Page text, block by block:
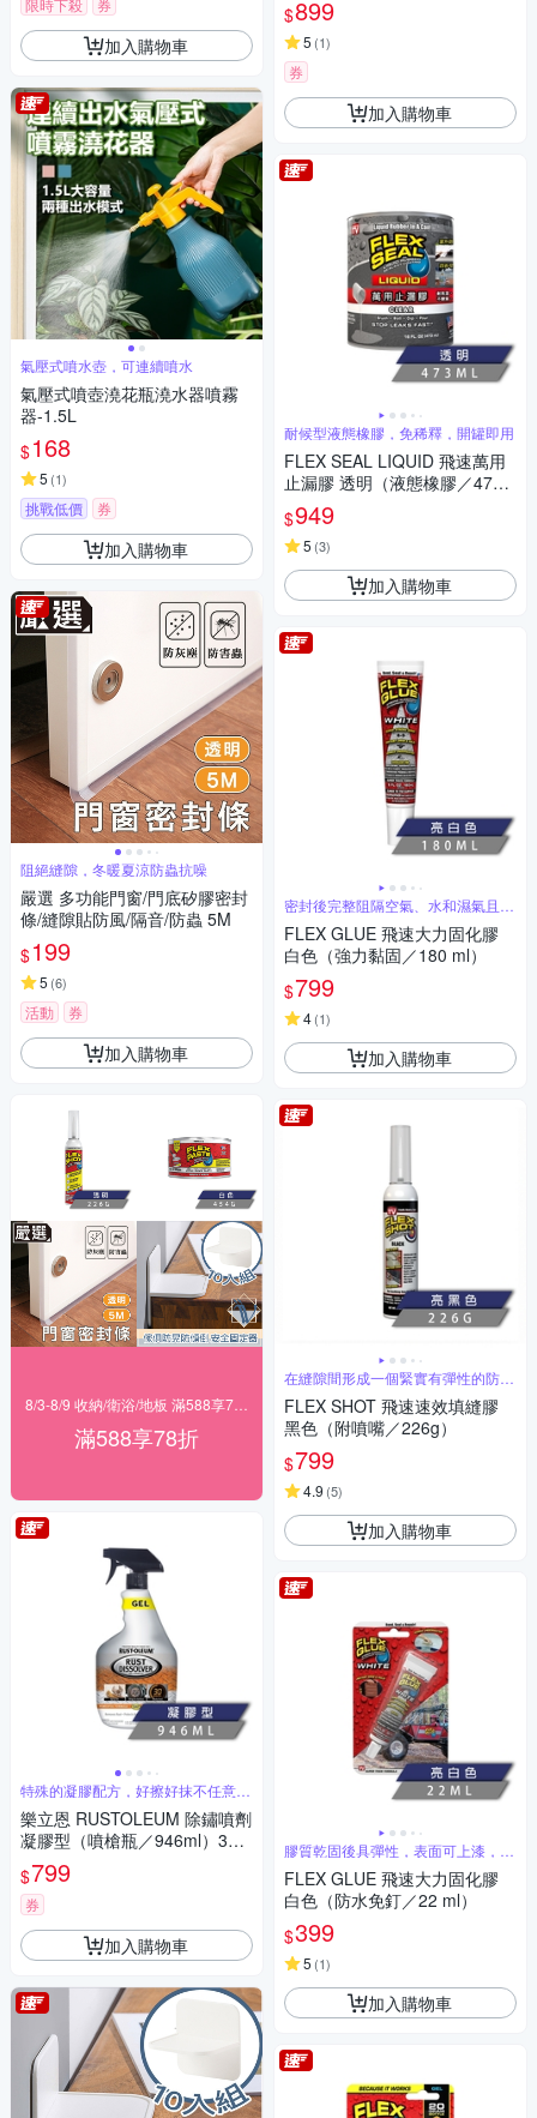
限時下殺 券
加入購物車
氣壓式噴水壺，可連續噴水
氣壓式噴壺澆花瓶澆水器噴霧
器-1.5L
$168
5 (1)
挑戰低價 券
加入購物車
阻絕縫隙，冬暖夏涼防蟲抗噪
嚴選 多功能門窗/門底矽膠密封
條/縫隙貼防風/隔音/防蟲 5M
$199
5 (6)
活動 券
加入購物車
滿588享78折
特殊的凝膠配方，好擦好抹不任意流
動
樂立恩 RUSTOLEUM 除鏽噴劑
凝膠型（噴槍瓶／946ml）300
112
$799
券
加入購物車
$899
5 (1)
券
加入購物車
耐候型液態橡膠，免稀釋，開罐即用
FLEX SEAL LIQUID 飛速萬用
止漏膠 透明（液態橡膠／473
ml）
$949
5 (3)
加入購物車
密封後完整阻隔空氣、水和濕氣且防
黴防腐蝕
FLEX GLUE 飛速大力固化膠
白色（強力黏固／180 ml）
$799
4(1)
加入購物車
在縫隙間形成一個緊實有彈性的防水
屏障
FLEX SHOT 飛速速效填縫膠
黑色（附噴嘴／226g）
$799
4.9 (5)
加入購物車
膠質乾固後具彈性，表面可上漆，施
作性極佳
FLEX GLUE 飛速大力固化膠
白色（防水免釘／22 ml）
$399
5 (1)
加入購物車